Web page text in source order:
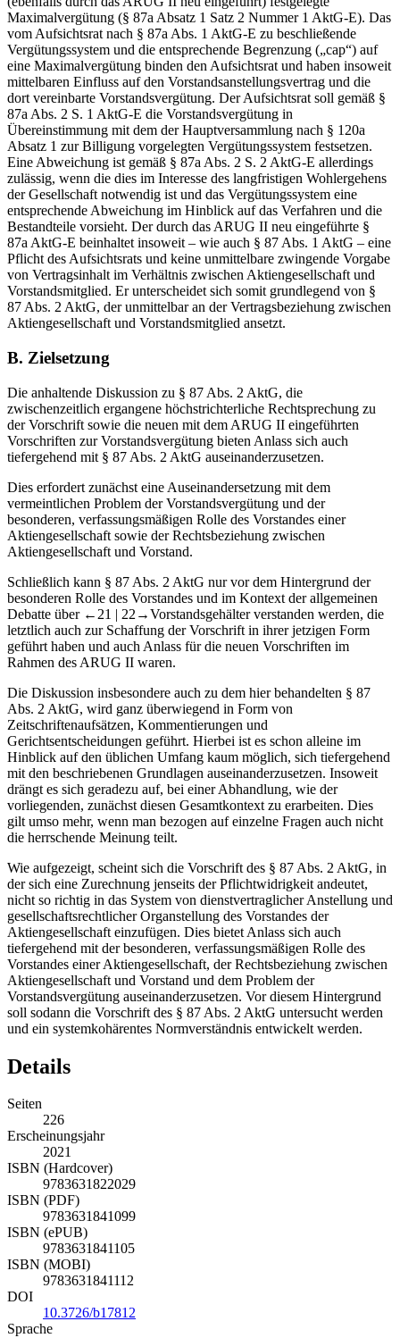
wird, geht es auch um die Herabsetzung der Vergütung. Allerdings
geht es hierbei um die im Vergütungssystem nach § 87a AktG-E
(ebenfalls durch das ARUG II neu eingeführt) festgelegte
Maximalvergütung (§ 87a Absatz 1 Satz 2 Nummer 1 AktG-E). Das
vom Aufsichtsrat nach § 87a Abs. 1 AktG-E zu beschließende
Vergütungssystem und die entsprechende Begrenzung („cap“) auf
eine Maximalvergütung binden den Aufsichtsrat und haben insoweit
mittelbaren Einfluss auf den Vorstandsanstellungsvertrag und die
dort vereinbarte Vorstandsvergütung. Der Aufsichtsrat soll gemäß §
87a Abs. 2 S. 1 AktG-E die Vorstandsvergütung in
Übereinstimmung mit dem der Hauptversammlung nach § 120a
Absatz 1 zur Billigung vorgelegten Vergütungssystem festsetzen.
Eine Abweichung ist gemäß § 87a Abs. 2 S. 2 AktG-E allerdings
zulässig, wenn die dies im Interesse des langfristigen Wohlergehens
der Gesellschaft notwendig ist und das Vergütungssystem eine
entsprechende Abweichung im Hinblick auf das Verfahren und die
Bestandteile vorsieht. Der durch das ARUG II neu eingeführte §
87a AktG-E beinhaltet insoweit – wie auch § 87 Abs. 1 AktG – eine
Pflicht des Aufsichtsrats und keine unmittelbare zwingende Vorgabe
von Vertragsinhalt im Verhältnis zwischen Aktiengesellschaft und
87 Abs. 2 AktG, der unmittelbar an der Vertragsbeziehung zwischen
Aktiengesellschaft und Vorstandsmitglied ansetzt.
B.Zielsetzung
Die anhaltende Diskussion zu § 87 Abs. 2 AktG, die
zwischenzeitlich ergangene höchstrichterliche Rechtsprechung zu
Vorschriften zur Vorstandsvergütung bieten Anlass sich auch
tiefergehend mit § 87 Abs. 2 AktG auseinanderzusetzen.
Dies erfordert zunächst eine Auseinandersetzung mit dem
vermeintlichen Problem der Vorstandsvergütung und der
Aktiengesellschaft sowie der Rechtsbeziehung zwischen
Aktiengesellschaft und Vorstand.
Schließlich kann § 87 Abs. 2 AktG nur vor dem Hintergrund der
besonderen Rolle des Vorstandes und im Kontext der allgemeinen
Debatte über←21 |22→Vorstandsgehälter verstanden werden, die
geführt haben und auch Anlass für die neuen Vorschriften im
Rahmen des ARUG II waren.
Die Diskussion insbesondere auch zu dem hier behandelten § 87
Abs. 2 AktG, wird ganz überwiegend in Form von
Zeitschriftenaufsätzen, Kommentierungen und
Gerichtsentscheidungen geführt. Hierbei ist es schon alleine im
Hinblick auf den üblichen Umfang kaum möglich, sich tiefergehend
mit den beschriebenen Grundlagen auseinanderzusetzen. Insoweit
drängt es sich geradezu auf, bei einer Abhandlung, wie der
gilt umso mehr, wenn man bezogen auf einzelne Fragen auch nicht
die herrschende Meinung teilt.
Wie aufgezeigt, scheint sich die Vorschrift des § 87 Abs. 2 AktG, in
der sich eine Zurechnung jenseits der Pflichtwidrigkeit andeutet,
nicht so richtig in das System von dienstvertraglicher Anstellung und
gesellschaftsrechtlicher Organstellung des Vorstandes der
Aktiengesellschaft einzufügen. Dies bietet Anlass sich auch
tiefergehend mit der besonderen, verfassungsmäßigen Rolle des
Vorstandes einer Aktiengesellschaft, der Rechtsbeziehung zwischen
Aktiengesellschaft und Vorstand und dem Problem der
soll sodann die Vorschrift des § 87 Abs. 2 AktG untersucht werden
und ein systemkohärentes Normverständnis entwickelt werden.
Details
226
Erscheinungsjahr
2021
ISBN (Hardcover)
9783631822029
ISBN (PDF)
9783631841099
ISBN (ePUB)
ISBN (MOBI)
9783631841112